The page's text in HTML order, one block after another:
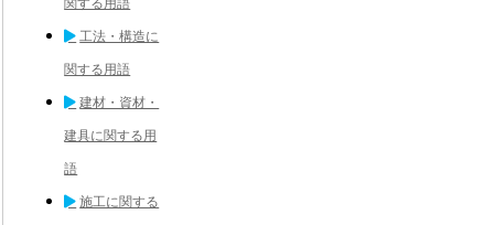
関する用語
工法・構造に
関する用語
建材・資材・
建具に関する用
語
施工に関する